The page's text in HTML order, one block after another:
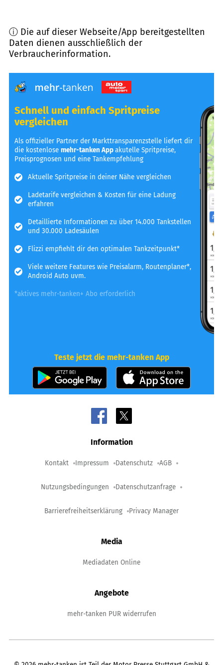
ⓘ Die auf dieser Webseite/App bereitgestellten
Daten dienen ausschließlich der
Verbraucherinformation.
Schnell und einfach Spritpreise
vergleichen
Als offizieller Partner der Markttransparenzstelle liefert dir
die kostenlosemehr-tanken Appakutelle Spritpreise,
Preisprognosen und eine Tankempfehlung
Aktuelle Spritpreise in deiner Nähe vergleichen
Ladetarife vergleichen & Kosten für eine Ladung
erfahren
Detaillierte Informationen zu über 14.000 Tankstellen
und 30.000 Ladesäulen
Flizzi empfiehlt dir den optimalen Tankzeitpunkt*
Viele weitere Features wie Preisalarm, Routenplaner*,
Android Auto uvm.
*aktives mehr-tanken+ Abo erforderlich
Teste jetzt die mehr-tanken App
Information
Kontakt Impressum Datenschutz AGB
Nutzungsbedingungen Datenschutzanfrage
Barrierefreiheitserklärung Privacy Manager
Media
Mediadaten Online
Angebote
mehr-tanken PUR widerrufen